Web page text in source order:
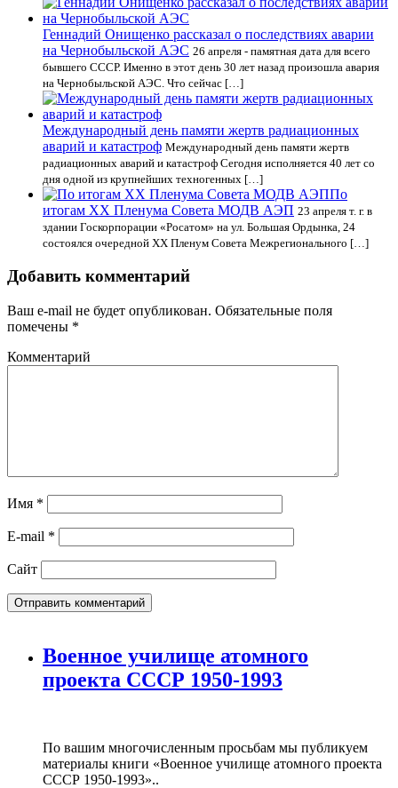
Геннадий Онищенко рассказал о последствиях аварии
на Чернобыльской АЭС 26 апреля - памятная дата для всего
бывшего СССР. Именно в этот день 30 лет назад произошла авария
на Чернобыльской АЭС. Что сейчас […]
Международный день памяти жертв радиационных
аварий и катастроф Международный день памяти жертв
радиационных аварий и катастроф Сегодня исполняется 40 лет со
дня одной из крупнейших техногенных […]
По
итогам XX Пленума Совета МОДВ АЭП 23 апреля т. г. в
здании Госкорпорации «Росатом» на ул. Большая Ордынка, 24
состоялся очередной XX Пленум Совета Межрегионального […]
Добавить комментарий
Ваш e-mail не будет опубликован. Обязательные поля
помечены *
Комментарий
Имя *
E-mail *
Сайт
Военное училище атомного
проекта СССР 1950-1993
По вашим многочисленным просьбам мы публикуем
материалы книги «Военное училище атомного проекта
СССР 1950-1993»..